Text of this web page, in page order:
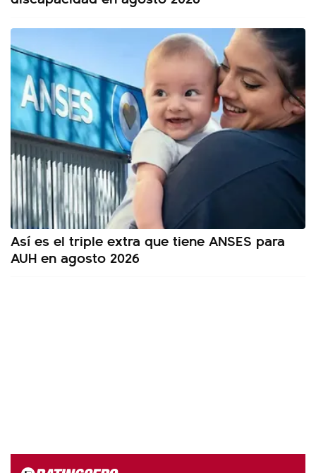
Así es el triple extra que tiene ANSES para
AUH en agosto 2026